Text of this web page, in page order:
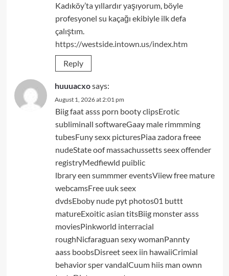
Kadıköy’ta yıllardır yaşıyorum, böyle
profesyonel su kaçağı ekibiyle ilk defa
çalıştım.
https://westside.intown.us/index.htm
Reply
huuuacxosays:
August 1, 2026 at 2:01 pm
Biig faat asss porn booty clipsErotic
subliminall softwareGaay male rimmming
tubesFuny sexx picturesPiaa zadora freee
nudeState oof massachussetts seex offender
registryMedfiewld puiblic
lbrary een summmer eventsViiew free mature
webcamsFree uuk seex
dvdsEboby nude pyt photos01 buttt
matureExoitic asian titsBiig monster asss
moviesPinkworld interracial
roughNicfaraguan sexy womanPannty
aass boobsDisreet seex iin hawaiiCrimial
behavior sper vandalCuum hiis man ownn